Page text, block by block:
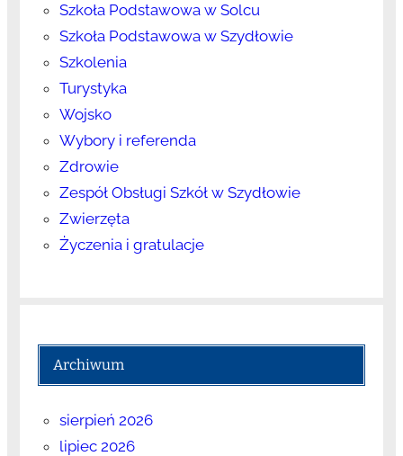
Szkoła Podstawowa w Solcu
Szkoła Podstawowa w Szydłowie
Szkolenia
Turystyka
Wojsko
Wybory i referenda
Zdrowie
Zespół Obsługi Szkół w Szydłowie
Zwierzęta
Życzenia i gratulacje
Archiwum
sierpień 2026
lipiec 2026